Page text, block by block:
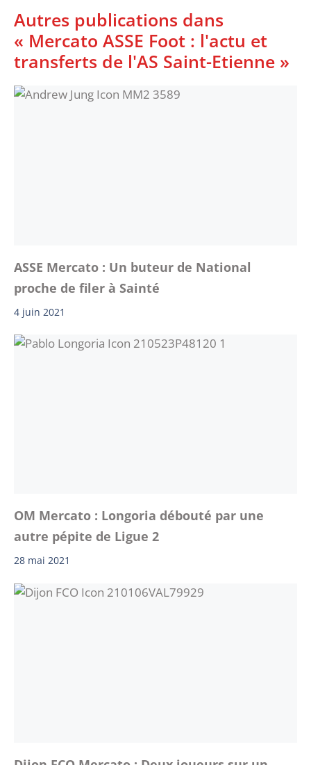
Autres publications dans
« Mercato ASSE Foot : l'actu et
transferts de l'AS Saint-Etienne »
ASSE Mercato : Un buteur de National
proche de filer à Sainté
4 juin 2021
OM Mercato : Longoria débouté par une
autre pépite de Ligue 2
28 mai 2021